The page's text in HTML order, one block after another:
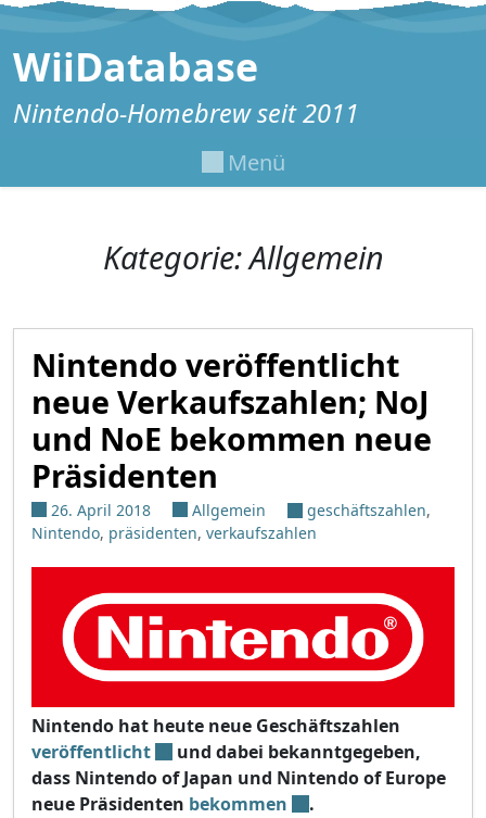
Zum Inhalt springen
WiiDatabase
Nintendo-Homebrew seit 2011
Menü
Kategorie:Allgemein
Nintendo veröffentlicht
neue Verkaufszahlen; NoJ
und NoE bekommen neue
Präsidenten
26. April 2018 Allgemein geschäftszahlen,
Nintendo, präsidenten, verkaufszahlen
Nintendo hat heute neue Geschäftszahlen
veröffentlicht
und dabei bekanntgegeben,
dass Nintendo of Japan und Nintendo of Europe
neue Präsidenten bekommen
.